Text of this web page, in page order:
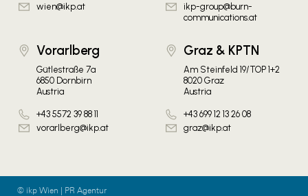
wien@ikp.at
ikp-group@burn-
communications.at
Vorarlberg
Gütlestraße 7a
6850 Dornbirn
Austria
+43 5572 39 88 11
vorarlberg@ikp.at
Graz & KPTN
Am Steinfeld 19/TOP 1+2
8020 Graz
Austria
+43 699 12 13 26 08
graz@ikp.at
© ikp Wien | PR Agentur